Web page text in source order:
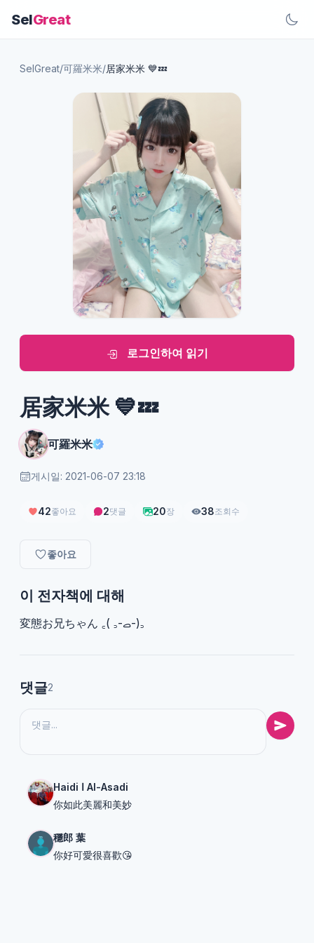
SelGreat
SelGreat/可羅米米/居家米米 💙💤
로그인하여 읽기
居家米米 💙💤
可羅米米
게시일: 2021-06-07 23:18
42좋아요 2댓글 20장 38조회수
좋아요
이 전자책에 대해
変態お兄ちゃん ‎꜀( ꜆-ࡇ-)꜆
댓글2
Haidi ا Al-Asadi
你如此美麗和美妙
穩郎 葉
你好可愛很喜歡😘